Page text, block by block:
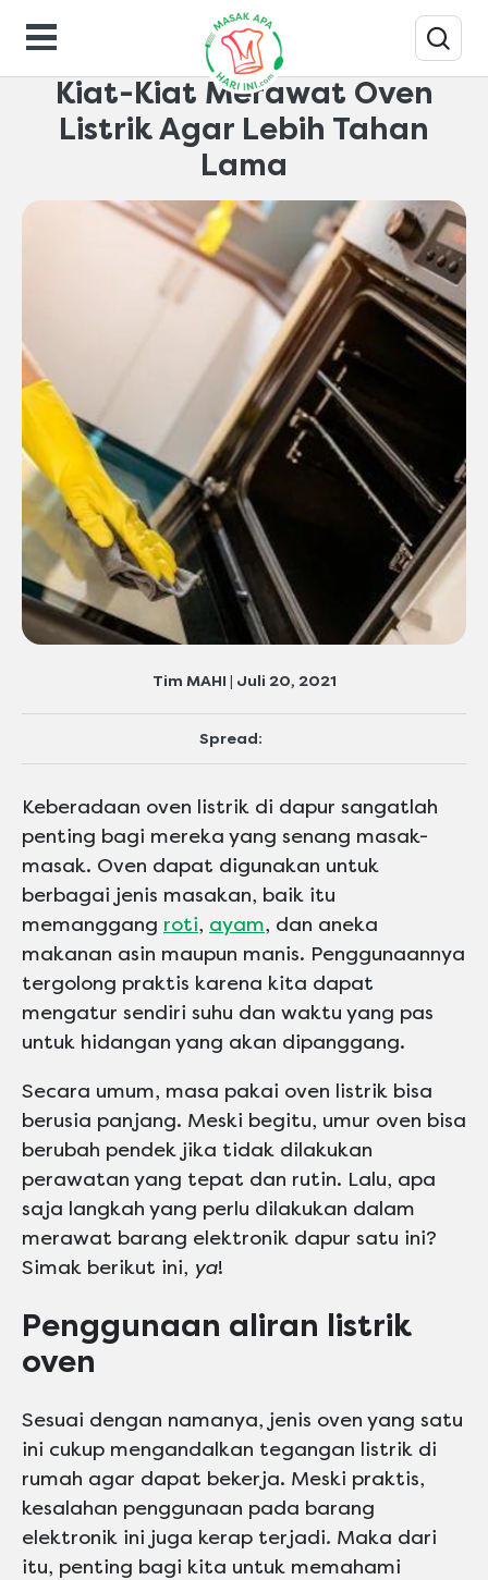
Inspirasi-dapur
Kiat-Kiat Merawat Oven
Listrik Agar Lebih Tahan
Lama
Tim MAHI | Juli 20, 2021
Spread:
Keberadaan oven listrik di dapur sangatlah
penting bagi mereka yang senang masak-
masak. Oven dapat digunakan untuk
berbagai jenis masakan, baik itu
memanggang roti, ayam, dan aneka
makanan asin maupun manis. Penggunaannya
tergolong praktis karena kita dapat
mengatur sendiri suhu dan waktu yang pas
untuk hidangan yang akan dipanggang.
Secara umum, masa pakai oven listrik bisa
berusia panjang. Meski begitu, umur oven bisa
berubah pendek jika tidak dilakukan
perawatan yang tepat dan rutin. Lalu, apa
saja langkah yang perlu dilakukan dalam
merawat barang elektronik dapur satu ini?
Simak berikut ini, ya!
Penggunaan aliran listrik
oven
Sesuai dengan namanya, jenis oven yang satu
ini cukup mengandalkan tegangan listrik di
rumah agar dapat bekerja. Meski praktis,
kesalahan penggunaan pada barang
elektronik ini juga kerap terjadi. Maka dari
itu, penting bagi kita untuk memahami